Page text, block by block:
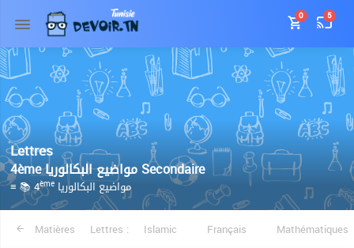
0 5
Lettres
4ème مواضيع البكالوريا Secondaire
≡ 📚 4ème مواضيع البكالوريا
Matières Lettres : Islamic Français Mathématiques